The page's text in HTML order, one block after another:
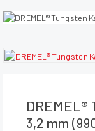
DREMEL®
3,2 mm